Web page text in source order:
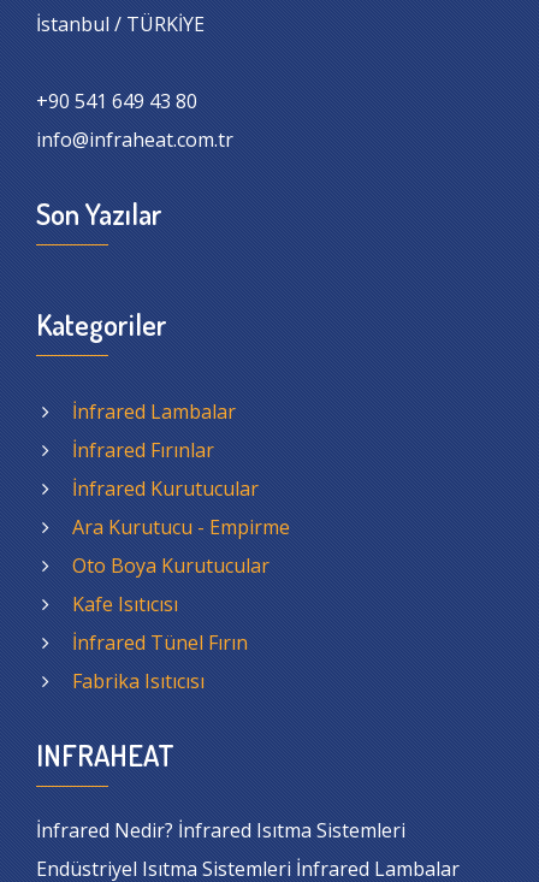
İstanbul / TÜRKİYE
+90 541 649 43 80
info@infraheat.com.tr
Son Yazılar
Kategoriler
İnfrared Lambalar
İnfrared Fırınlar
İnfrared Kurutucular
Ara Kurutucu - Empirme
Oto Boya Kurutucular
Kafe Isıtıcısı
İnfrared Tünel Fırın
Fabrika Isıtıcısı
INFRAHEAT
İnfrared Nedir? İnfrared Isıtma Sistemleri
Endüstriyel Isıtma Sistemleri İnfrared Lambalar